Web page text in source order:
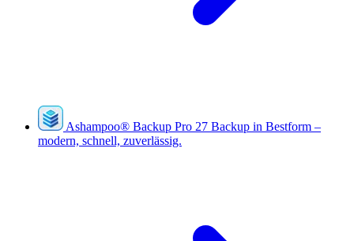
Ashampoo® Backup Pro 27 Backup in Bestform –
modern, schnell, zuverlässig.